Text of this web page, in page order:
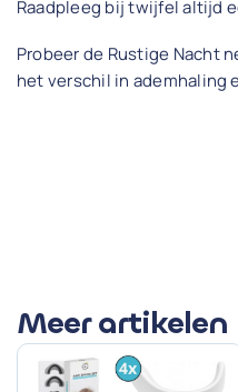
Raadpleeg bij twijfel altijd
Probeer de Rustige Nacht
het verschil in ademhaling
Meer artikelen